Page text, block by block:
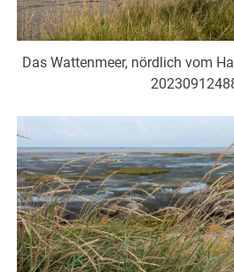
Das Wattenmeer, nördlich vom